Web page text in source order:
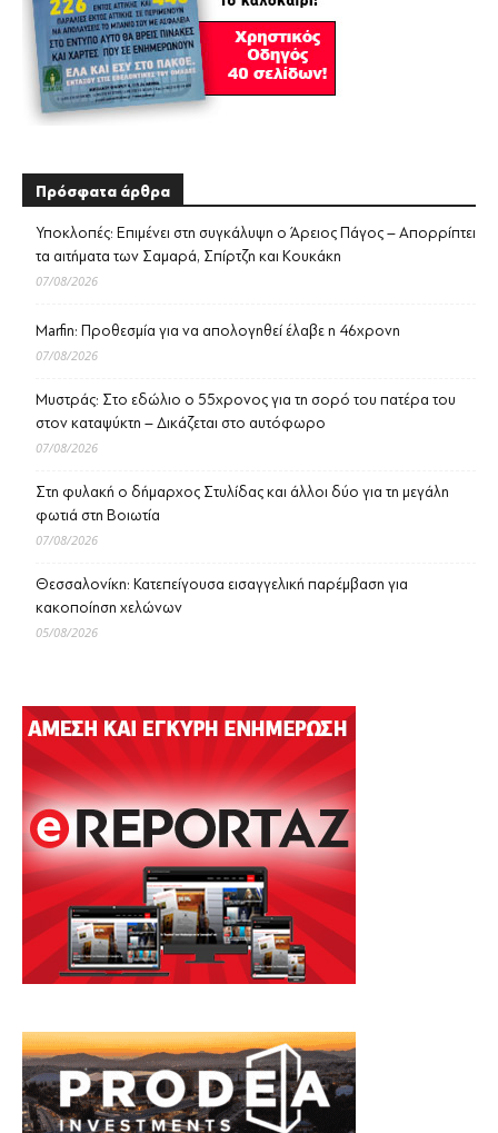
Πρόσφατα άρθρα
Υποκλοπές: Επιμένει στη συγκάλυψη ο Άρειος Πάγος – Απορρίπτει
τα αιτήματα των Σαμαρά, Σπίρτζη και Κουκάκη
07/08/2026
Marfin: Προθεσμία για να απολογηθεί έλαβε η 46χρονη
07/08/2026
Μυστράς: Στο εδώλιο ο 55χρονος για τη σορό του πατέρα του
στον καταψύκτη – Δικάζεται στο αυτόφωρο
07/08/2026
Στη φυλακή ο δήμαρχος Στυλίδας και άλλοι δύο για τη μεγάλη
φωτιά στη Βοιωτία
07/08/2026
Θεσσαλονίκη: Κατεπείγουσα εισαγγελική παρέμβαση για
κακοποίηση χελώνων
05/08/2026